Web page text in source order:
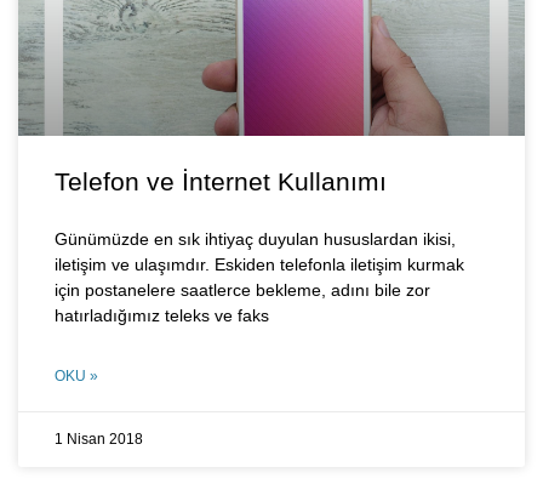
Telefon ve İnternet Kullanımı
Günümüzde en sık ihtiyaç duyulan hususlardan ikisi,
iletişim ve ulaşımdır. Eskiden telefonla iletişim kurmak
için postanelere saatlerce bekleme, adını bile zor
hatırladığımız teleks ve faks
OKU »
1 Nisan 2018